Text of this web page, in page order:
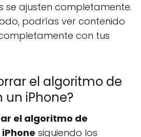
se ajusten completamente.
podrías ver contenido
con tus
el algoritmo de
iPhone?
el algoritmo de
siguiendo los